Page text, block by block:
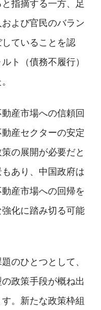
指摘する一方、足
よび官民のバラン
ていることを認
ト（債務不履行）
産市場への信頼回
産セクターの安定
の展開が必要だと
あり、中国政府は
産市場への回帰を
化に踏み切る可能
のひとつとして、
政策手段が概ね出
。新たな政策枠組